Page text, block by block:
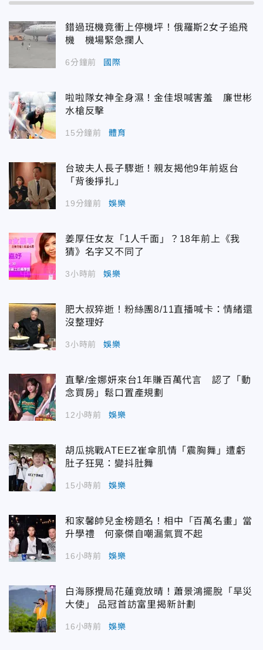
錯過班機竟衝上停機坪！俄羅斯2女子追飛
機 機場緊急攔人
6分鐘前 國際
啦啦隊女神全身濕！金佳垠喊害羞 廉世彬
水槍反擊
15分鐘前 體育
台玻夫人長子驟逝！親友揭他9年前返台
「背後掙扎」
19分鐘前 娛樂
姜厚任女友「1人千面」？18年前上《我
猜》名字又不同了
3小時前 娛樂
肥大叔猝逝！粉絲團8/11直播喊卡：情緒還
沒整理好
3小時前 娛樂
直擊/金娜妍來台1年賺百萬代言 認了「動
念買房」鬆口置產規劃
12小時前 娛樂
胡瓜挑戰ATEEZ崔傘肌情「震胸舞」遭虧
肚子狂晃：變抖肚舞
15小時前 娛樂
和家馨帥兒金榜題名！相中「百萬名畫」當
升學禮 何豪傑自嘲漏氣買不起
16小時前 娛樂
白海豚攪局花蓮竟放晴！蕭景鴻擺脫「旱災
大使」 品冠首訪富里揭新計劃
16小時前 娛樂